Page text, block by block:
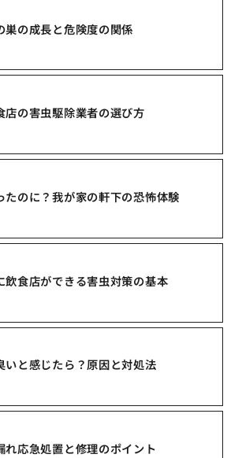
巣の成長と危険度の関係
店の害虫駆除業者の選び方
たのに？我が家の軒下の恐怖体験
飲食店ができる害虫対策の基本
いと感じたら？原因と対処法
れ応急処置と修理のポイント